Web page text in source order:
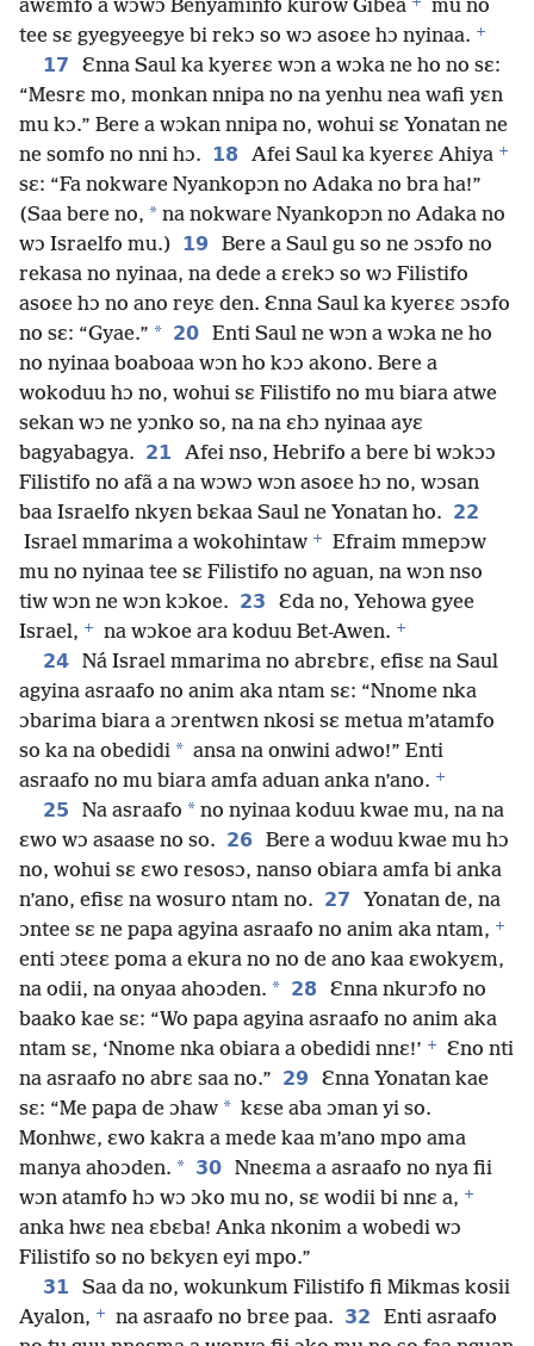
awɛmfo a wɔwɔ Benyaminfo kurow Gibea
mu no
tee sɛ gyegyeegye bi rekɔ so wɔ asoɛe hɔ nyinaa. +
17
Ɛnna Saul ka kyerɛɛ wɔn a wɔka ne ho no sɛ:
“Mesrɛ mo, monkan nnipa no na yenhu nea wafi yɛn
mu kɔ.” Bere a wɔkan nnipa no, wohui sɛ Yonatan ne
ne somfo no nni hɔ. 18 Afei Saul ka kyerɛɛ Ahiya +
sɛ: “Fa nokware Nyankopɔn no Adaka no bra ha!”
(Saa bere no, * na nokware Nyankopɔn no Adaka no
wɔ Israelfo mu.) 19
Bere a Saul gu so ne ɔsɔfo no
rekasa no nyinaa, na dede a ɛrekɔ so wɔ Filistifo
asoɛe hɔ no ano reyɛ den. Ɛnna Saul ka kyerɛɛ ɔsɔfo
no sɛ: “Gyae.” * 20 Enti Saul ne wɔn a wɔka ne ho
no nyinaa boaboaa wɔn ho kɔɔ akono. Bere a
wokoduu hɔ no, wohui sɛ Filistifo no mu biara atwe
sekan wɔ ne yɔnko so, na na ɛhɔ nyinaa ayɛ
bagyabagya. 21
Afei nso, Hebrifo a bere bi wɔkɔɔ
Filistifo no afã a na wɔwɔ wɔn asoɛe hɔ no, wɔsan
baa Israelfo nkyɛn bɛkaa Saul ne Yonatan ho. 22
Israel mmarima a wokohintaw +
Efraim mmepɔw
mu no nyinaa tee sɛ Filistifo no aguan, na wɔn nso
tiw wɔn ne wɔn kɔkoe. 23
Ɛda no, Yehowa gyee
Israel, + na wɔkoe ara koduu Bet-Awen. +
24 Ná Israel mmarima no abrɛbrɛ, efisɛ na Saul
agyina asraafo no anim aka ntam sɛ: “Nnome nka
ɔbarima biara a ɔrentwɛn nkosi sɛ metua m’atamfo
so ka na obedidi * ansa na onwini adwo!” Enti
asraafo no mu biara amfa aduan anka n’ano. +
25 Na asraafo * no nyinaa koduu kwae mu, na na
ɛwo wɔ asaase no so. 26 Bere a woduu kwae mu hɔ
no, wohui sɛ ɛwo resosɔ, nanso obiara amfa bi anka
n’ano, efisɛ na wosuro ntam no. 27
Yonatan de, na
ɔntee sɛ ne papa agyina asraafo no anim aka ntam, +
enti ɔteɛɛ poma a ekura no no de ano kaa ɛwokyɛm,
na odii, na onyaa ahoɔden. * 28
Ɛnna nkurɔfo no
baako kae sɛ: “Wo papa agyina asraafo no anim aka
ntam sɛ, ‘Nnome nka obiara a obedidi nnɛ!’ +
Ɛno nti
na asraafo no abrɛ saa no.” 29
Ɛnna Yonatan kae
sɛ: “Me papa de ɔhaw * kɛse aba ɔman yi so.
Monhwɛ, ɛwo kakra a mede kaa m’ano mpo ama
manya ahoɔden. * 30 Nneɛma a asraafo no nya fii
wɔn atamfo hɔ wɔ ɔko mu no, sɛ wodii bi nnɛ a, +
anka hwɛ nea ɛbɛba! Anka nkonim a wobedi wɔ
Filistifo so no bɛkyɛn eyi mpo.”
31
Saa da no, wokunkum Filistifo fi Mikmas kosii
Ayalon, + na asraafo no brɛe paa. 32
Enti asraafo